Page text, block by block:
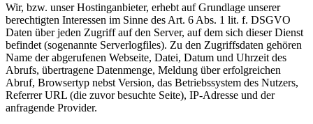
Wir, bzw. unser Hostinganbieter, erhebt auf Grundlage unserer
berechtigten Interessen im Sinne des Art. 6 Abs. 1 lit. f. DSGVO
Daten über jeden Zugriff auf den Server, auf dem sich dieser Dienst
befindet (sogenannte Serverlogfiles). Zu den Zugriffsdaten gehören
Name der abgerufenen Webseite, Datei, Datum und Uhrzeit des
Abrufs, übertragene Datenmenge, Meldung über erfolgreichen
Abruf, Browsertyp nebst Version, das Betriebssystem des Nutzers,
Referrer URL (die zuvor besuchte Seite), IP-Adresse und der
anfragende Provider.